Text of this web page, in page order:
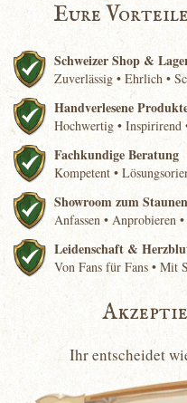
Eure
Schweizer Shop &
Zuverlässig • Ehrlich •
Handverlesene
Hochwertig • Inspirirend
Fachkundige Beratung
Kompetent •
Showroom zum Staunen
Anfassen • Anprobieren
Leidenschaft &
Von Fans für Fans • Mit
Ihr entscheidet